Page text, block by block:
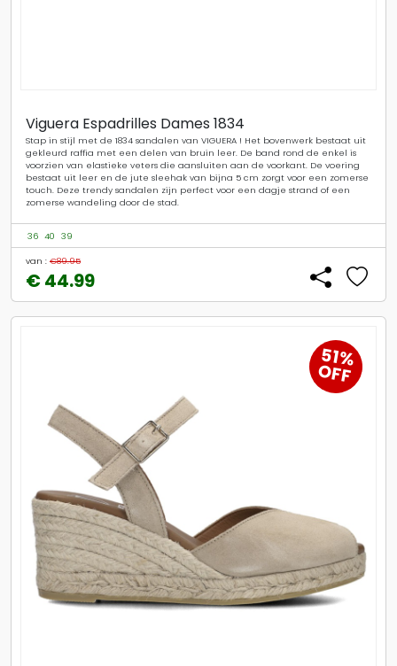
Viguera Espadrilles Dames 1834
Stap in stijl met de 1834 sandalen van VIGUERA ! Het bovenwerk bestaat uit
gekleurd raffia met een delen van bruin leer. De band rond de enkel is
voorzien van elastieke veters die aansluiten aan de voorkant. De voering
bestaat uit leer en de jute sleehak van bijna 5 cm zorgt voor een zomerse
touch. Deze trendy sandalen zijn perfect voor een dagje strand of een
zomerse wandeling door de stad.
36 40 39
van : €89.95
€ 44.99
51%
OFF